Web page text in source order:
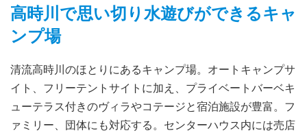
高時川で思い切り水遊びができるキャ
ンプ場
清流高時川のほとりにあるキャンプ場。オートキャンプサ
イト、フリーテントサイトに加え、プライベートバーベキ
ューテラス付きのヴィラやコテージと宿泊施設が豊富。フ
ァミリー、団体にも対応する。センターハウス内には売店